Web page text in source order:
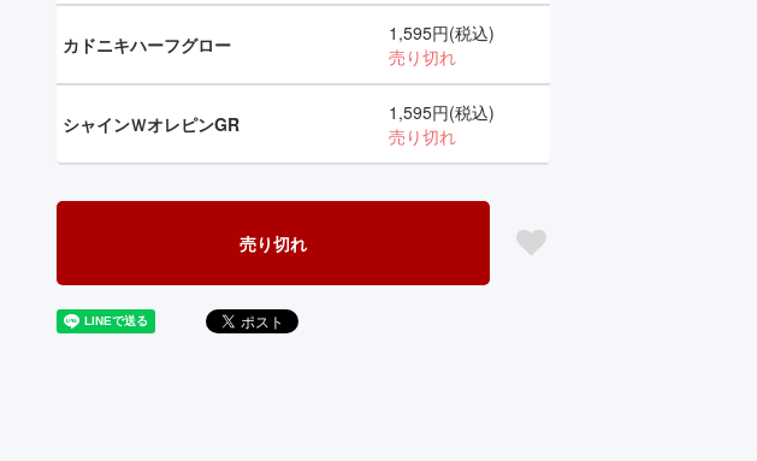
カドニキハーフグロー
1,595円(税込)
売り切れ
シャインＷオレピンGR
1,595円(税込)
売り切れ
売り切れ